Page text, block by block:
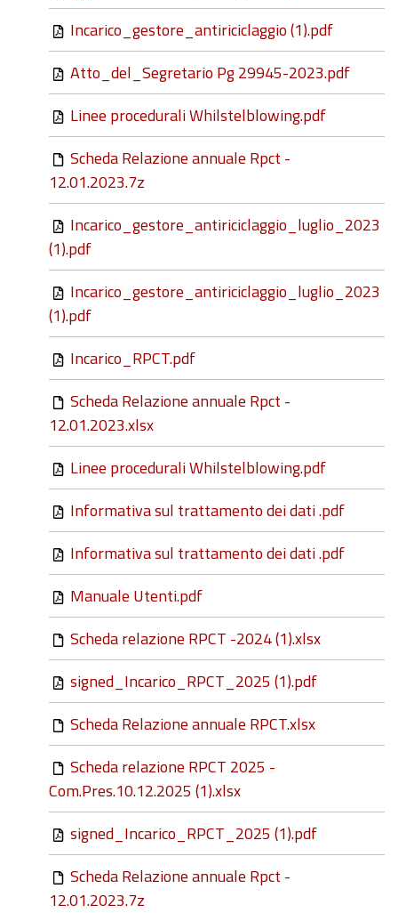
Incarico_gestore_antiriciclaggio (1).pdf
Atto_del_Segretario Pg 29945-2023.pdf
Linee procedurali Whilstelblowing.pdf
Scheda Relazione annuale Rpct -
12.01.2023.7z
Incarico_gestore_antiriciclaggio_luglio_2023
(1).pdf
Incarico_gestore_antiriciclaggio_luglio_2023
(1).pdf
Incarico_RPCT.pdf
Scheda Relazione annuale Rpct -
12.01.2023.xlsx
Linee procedurali Whilstelblowing.pdf
Informativa sul trattamento dei dati .pdf
Informativa sul trattamento dei dati .pdf
Manuale Utenti.pdf
Scheda relazione RPCT -2024 (1).xlsx
signed_Incarico_RPCT_2025 (1).pdf
Scheda Relazione annuale RPCT.xlsx
Scheda relazione RPCT 2025 -
Com.Pres.10.12.2025 (1).xlsx
signed_Incarico_RPCT_2025 (1).pdf
Scheda Relazione annuale Rpct -
12.01.2023.7z